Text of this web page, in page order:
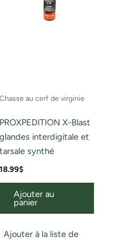
Chasse au cerf de virginie
PROXPEDITION X-Blast
glandes interdigitale et
tarsale synthé
18.99$
Ajouter au
panier
Ajouter à la liste de